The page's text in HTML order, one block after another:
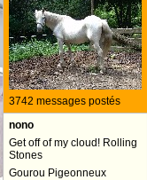
3742 messages postés
nono
Get off of my cloud! Rolling
Stones
Gourou Pigeonneux